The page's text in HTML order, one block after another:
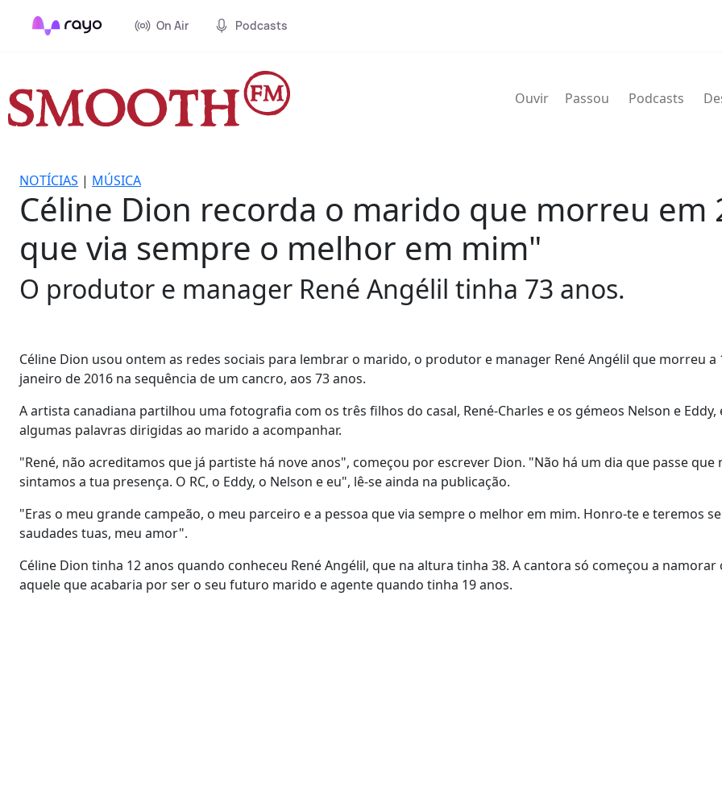
On Air Podcasts
Ouvir Passou Podcasts
NOTÍCIAS | MÚSICA
Céline Dion recorda o marido que morreu em
que via sempre o melhor em mim"
O produtor e manager René Angélil tinha 73 anos.
Céline Dion usou ontem as redes sociais para lembrar o marido, o produtor e manager René Angélil que morreu a
janeiro de 2016 na sequência de um cancro, aos 73 anos.
A artista canadiana partilhou uma fotografia com os três filhos do casal, René-Charles e os gémeos Nelson e Eddy,
algumas palavras dirigidas ao marido a acompanhar.
"René, não acreditamos que já partiste há nove anos", começou por escrever Dion. "Não há um dia que passe que
sintamos a tua presença. O RC, o Eddy, o Nelson e eu", lê-se ainda na publicação.
"Eras o meu grande campeão, o meu parceiro e a pessoa que via sempre o melhor em mim. Honro-te e teremos
saudades tuas, meu amor".
Céline Dion tinha 12 anos quando conheceu René Angélil, que na altura tinha 38. A cantora só começou a namorar
aquele que acabaria por ser o seu futuro marido e agente quando tinha 19 anos.